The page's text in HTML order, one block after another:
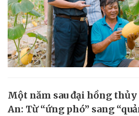
Một năm sau đại hồng
An: Từ “ứng phó” sang